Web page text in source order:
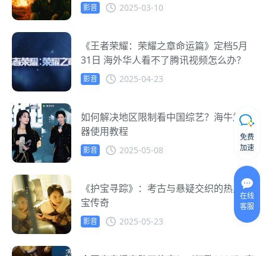
影音 2025-03-10
《王者荣耀：荣耀之章命运篇》定档5月
31日 海外华人看不了腾讯视频怎么办？
影音 2025-04-23
如何解决地区限制看中国综艺？海牛加速
器使用教程
影音 2025-05-08
《护宝寻踪》：考古与悬疑交织的热血护
宝传奇
影音 2025-05-23
免费
加速
在线
客服